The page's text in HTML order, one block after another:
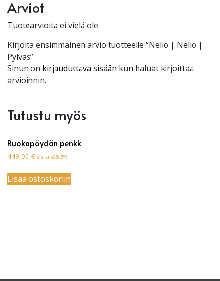
Arviot
Tuotearvioita ei vielä ole.
Kirjoita ensimmäinen arvio tuotteelle “Neliö | Neliö |
Pylväs”
Sinun on kirjauduttava sisään kun haluat kirjoittaa
arvioinnin.
Tutustu myös
Ruokapöydän penkki
449,00 € sis. alv25,5%
Lisää ostoskoriin